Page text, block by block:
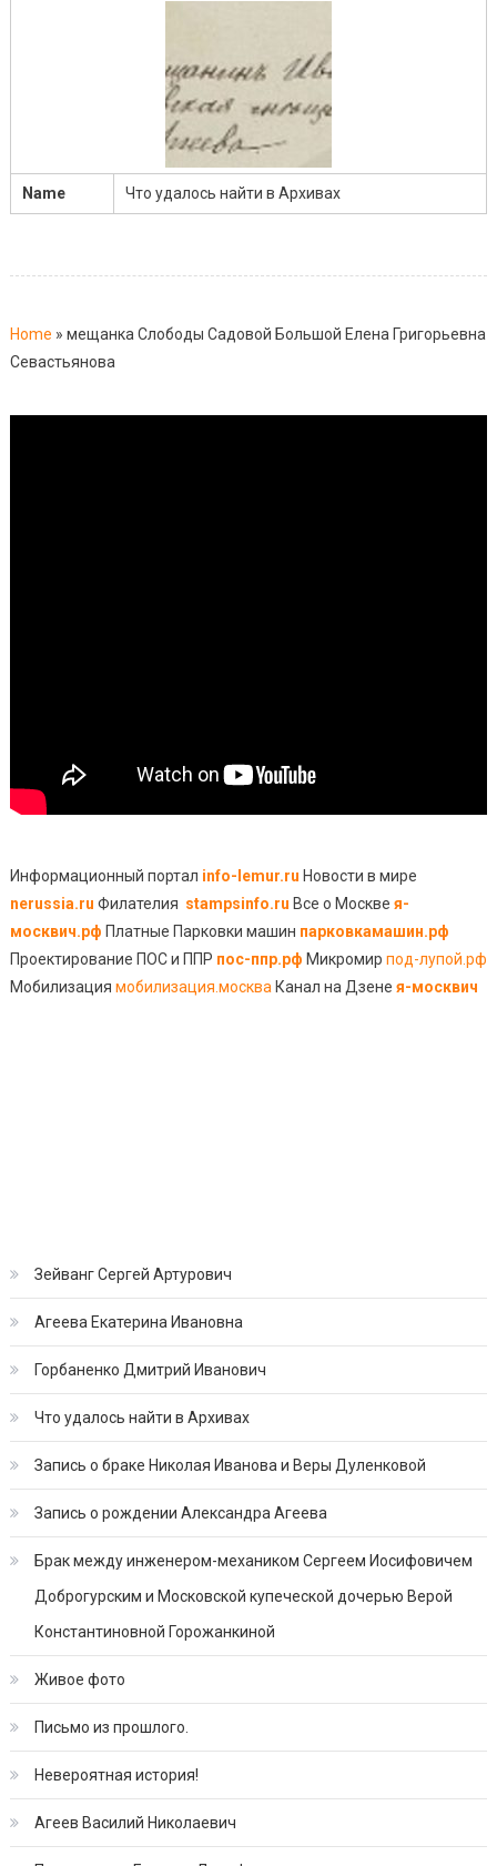
Name Что удалось найти в Архивах
Home » мещанка Слободы Садовой Большой Елена Григорьевна
Севастьянова
Информационный портал info-lemur.ru Новости в мире
nerussia.ru Филателия stampsinfo.ru Все о Москве я-
москвич.рф Платные Парковки машин парковкамашин.рф
Проектирование ПОС и ППР пос-ппр.рф Микромир под-лупой.рф
Мобилизация мобилизация.москва Канал на Дзене я-москвич
Зейванг Сергей Артурович
Агеева Екатерина Ивановна
Горбаненко Дмитрий Иванович
Что удалось найти в Архивах
Запись о браке Николая Иванова и Веры Дуленковой
Запись о рождении Александра Агеева
Брак между инженером-механиком Сергеем Иосифовичем
Доброгурским и Московской купеческой дочерью Верой
Константиновной Горожанкиной
Живое фото
Письмо из прошлого.
Невероятная история!
Агеев Василий Николаевич